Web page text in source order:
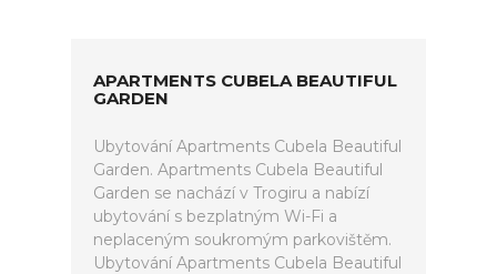
APARTMENTS CUBELA BEAUTIFUL
GARDEN
Ubytování Apartments Cubela Beautiful
Garden. Apartments Cubela Beautiful
Garden se nachází v Trogiru a nabízí
ubytování s bezplatným Wi-Fi a
neplaceným soukromým parkovištěm.
Ubytování Apartments Cubela Beautiful